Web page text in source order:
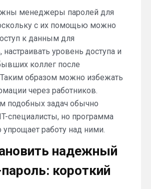
менеджеры паролей для
с их помощью можно
к данным для
настраивать уровень доступа и
коллег после
образом можно избежать
через работников.
подобных задач обычно
специалисты, но программа
упрощает работу над ними.
надежный
короткий